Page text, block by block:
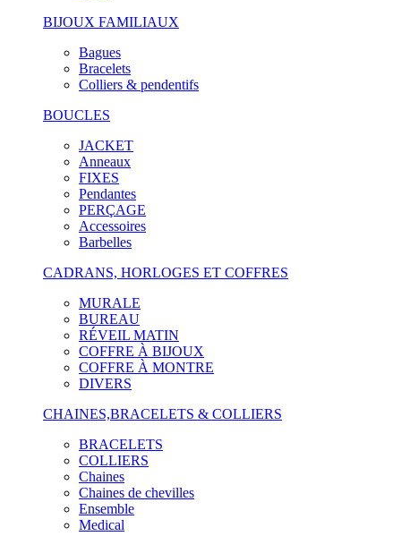
BIJOUX FAMILIAUX
Bagues
Bracelets
Colliers & pendentifs
BOUCLES
JACKET
Anneaux
FIXES
Pendantes
PERÇAGE
Accessoires
Barbelles
CADRANS, HORLOGES ET COFFRES
MURALE
BUREAU
RÉVEIL MATIN
COFFRE À BIJOUX
COFFRE À MONTRE
DIVERS
CHAINES,BRACELETS & COLLIERS
BRACELETS
COLLIERS
Chaines
Chaines de chevilles
Ensemble
Medical